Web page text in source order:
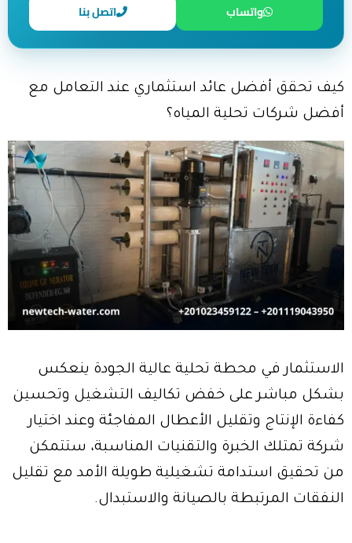
واتساب
اتصل بنا
كيف تحقق أفضل عائد استثماري عند التعامل مع
أفضل شركات تحلية المياه؟
الاستثمار في محطة تحلية عالية الجودة ينعكس
بشكل مباشر على خفض تكاليف التشغيل وتحسين
كفاءة الإنتاج وتقليل الأعطال المفاجئة وعند اختيار
شركة تمتلك الخبرة والتقنيات المناسبة، ستتمكن
من تحقيق استدامة تشغيلية طويلة الأمد مع تقليل
النفقات المرتبطة بالصيانة والاستبدال.